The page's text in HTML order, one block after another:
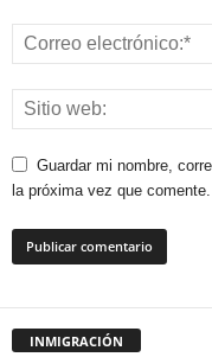
Guardar mi nombre,
la próxima vez que comente.
INMIGRACIÓN